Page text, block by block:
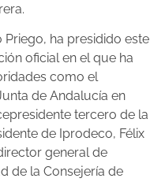
Priego, ha presidido este
oficial en el que ha
como el
de Andalucía en
tercero de la
de Iprodeco, Félix
general de
de la Consejería de